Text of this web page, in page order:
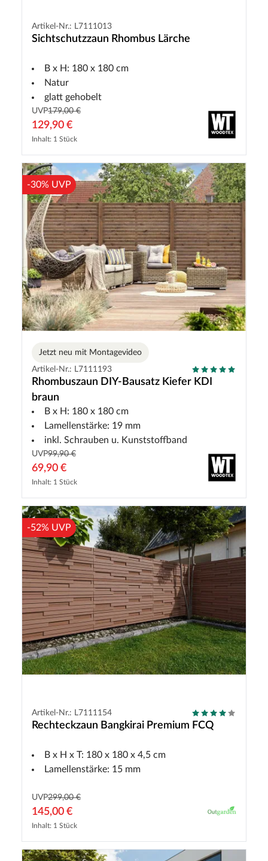
Artikel-Nr.: L7111013
Sichtschutzzaun Rhombus Lärche
B x H: 180 x 180 cm
Natur
glatt gehobelt
UVP179,00 €
129,90 €
Inhalt: 1 Stück
-30% UVP
Jetzt neu mit Montagevideo
Artikel-Nr.: L7111193
Rhombuszaun DIY-Bausatz Kiefer KDI
braun
B x H: 180 x 180 cm
Lamellenstärke: 19 mm
inkl. Schrauben u. Kunststoffband
UVP99,90 €
69,90 €
Inhalt: 1 Stück
-52% UVP
Artikel-Nr.: L7111154
Rechteckzaun Bangkirai Premium FCQ
B x H x T: 180 x 180 x 4,5 cm
Lamellenstärke: 15 mm
UVP299,00 €
145,00 €
Inhalt: 1 Stück